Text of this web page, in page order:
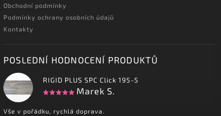
Obchodní podmínky
Podmínky ochrany osobních údajů
Kontakty
POSLEDNÍ HODNOCENÍ PRODUKTŮ
RIGID PLUS SPC Click 195-5
Marek S.
Vše v pořádku, rychlá doprava.